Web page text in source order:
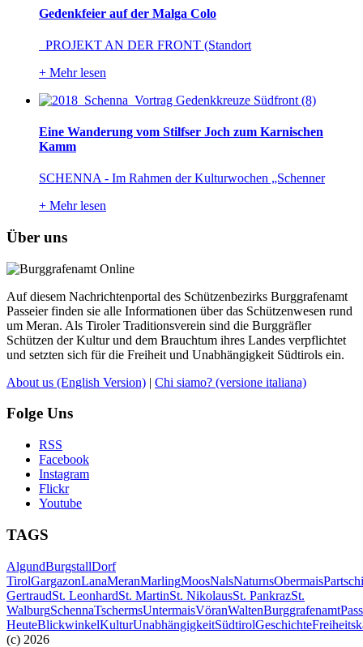
Gedenkfeier auf der Malga Colo
PROJEKT AN DER FRONT (Standort
+ Mehr lesen
Eine Wanderung vom Stilfser Joch zum Karnischen
Kamm
SCHENNA - Im Rahmen der Kulturwochen „Schenner
+ Mehr lesen
Über uns
Auf diesem Nachrichtenportal des Schützenbezirks Burggrafenamt
Passeier finden sie alle Informationen über das Schützenwesen rund
um Meran. Als Tiroler Traditionsverein sind die Burggräfler
Schützen der Kultur und dem Brauchtum ihres Landes verpflichtet
und setzten sich für die Freiheit und Unabhängigkeit Südtirols ein.
About us (English Version) | Chi siamo? (versione italiana)
Folge Uns
RSS
Facebook
Instagram
Flickr
Youtube
TAGS
AlgundBurgstallDorf
TirolGargazonLanaMeranMarlingMoosNalsNaturnsObermais
GertraudSt. LeonhardSt. MartinSt. NikolausSt. PankrazSt.
WalburgSchennaTschermsUntermaisVöranWaltenBurggrafenamt
HeuteBlickwinkelKulturUnabhängigkeitSüdtirolGeschichte
(c) 2026